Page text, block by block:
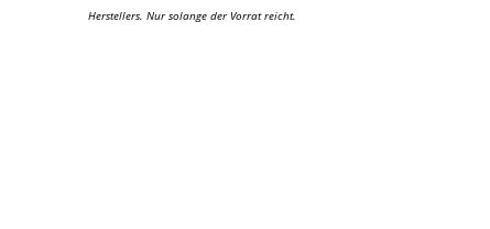
Herstellers. Nur solange der Vorrat reicht.